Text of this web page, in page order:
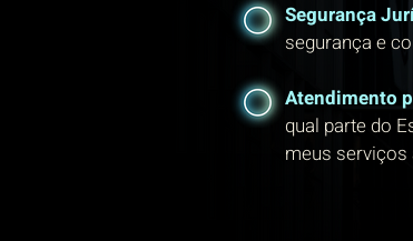
Segurança
segurança e
Atendimento
qual parte do
meus